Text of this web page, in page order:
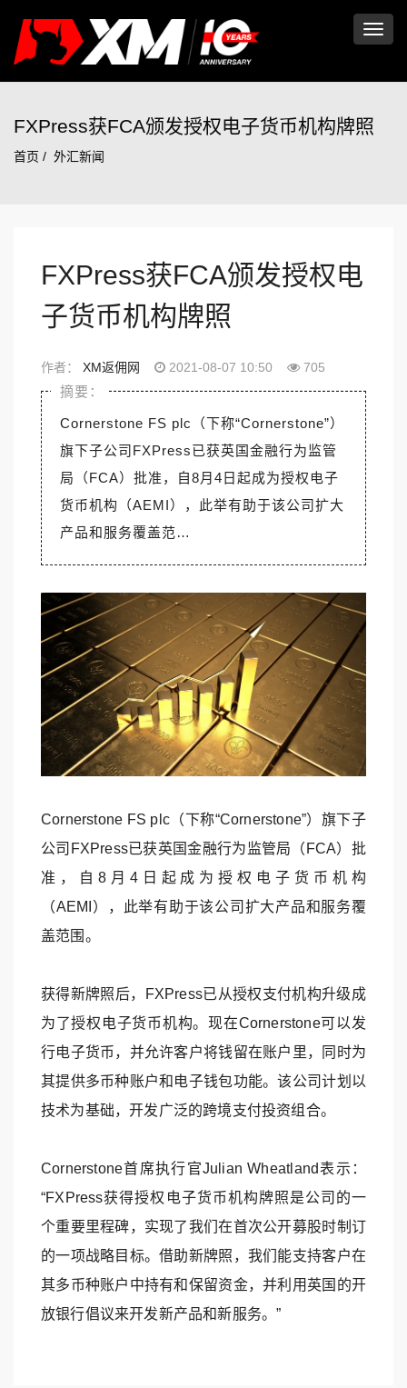
换
FXPress获FCA颁发授权电子货币机构牌照
首页 外汇新闻
FXPress获FCA颁发授权电
子货币机构牌照
作者： XM返佣网 2021-08-07 10:50 705
Cornerstone FS plc（下称“Cornerstone”）
旗下子公司FXPress已获英国金融行为监管
局（FCA）批准，自8月4日起成为授权电子
货币机构（AEMI），此举有助于该公司扩大
产品和服务覆盖范…
Cornerstone FS plc（下称“Cornerstone”）旗下子
公司FXPress已获英国金融行为监管局（FCA）批
准，自8月4日起成为授权电子货币机构
（AEMI），此举有助于该公司扩大产品和服务覆
盖范围。
获得新牌照后，FXPress已从授权支付机构升级成
为了授权电子货币机构。现在Cornerstone可以发
行电子货币，并允许客户将钱留在账户里，同时为
其提供多币种账户和电子钱包功能。该公司计划以
技术为基础，开发广泛的跨境支付投资组合。
Cornerstone首席执行官Julian Wheatland表示：
“FXPress获得授权电子货币机构牌照是公司的一
个重要里程碑，实现了我们在首次公开募股时制订
的一项战略目标。借助新牌照，我们能支持客户在
其多币种账户中持有和保留资金，并利用英国的开
放银行倡议来开发新产品和新服务。”